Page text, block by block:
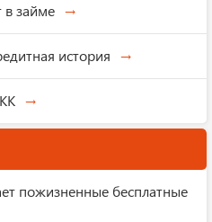
займе
история
пожизненные бесплатные